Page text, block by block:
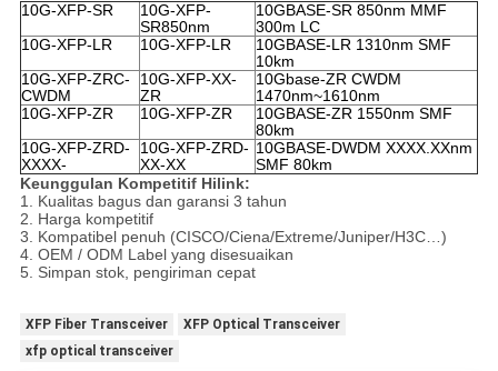
10G-XFP-SR
10G-XFP-
SR850nm
10GBASE-SR 850nm MMF
300m LC
10G-XFP-LR
10G-XFP-LR
10GBASE-LR 1310nm SMF
10km
10G-XFP-ZRC-
CWDM
10G-XFP-XX-
ZR
10Gbase-ZR CWDM
1470nm~1610nm
10G-XFP-ZR
10G-XFP-ZR
10GBASE-ZR 1550nm SMF
80km
10G-XFP-ZRD-
XXXX-
10G-XFP-ZRD-
XX-XX
10GBASE-DWDM XXXX.XXnm
SMF 80km
Keunggulan Kompetitif Hilink:
1. Kualitas bagus dan garansi 3 tahun
2. Harga kompetitif
3. Kompatibel penuh (CISCO/Ciena/Extreme/Juniper/H3C…)
4. OEM / ODM Label yang disesuaikan
5. Simpan stok, pengiriman cepat
XFP Fiber Transceiver
XFP Optical Transceiver
xfp optical transceiver